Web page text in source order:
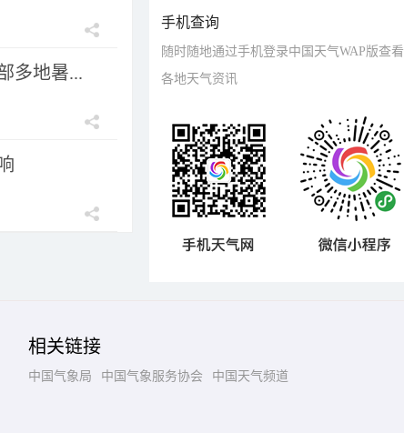
多地暑...
手机查询
随时随地通过手机登录中国天气WAP版查看
各地天气资讯
相关链接
中国气象局 中国气象服务协会 中国天气频道